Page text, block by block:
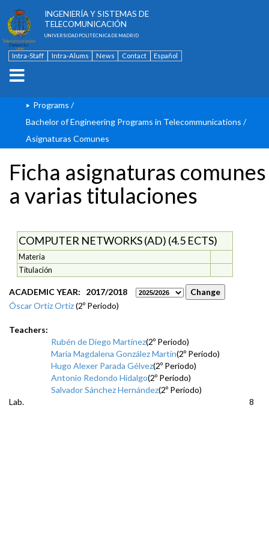
INGENIERÍA Y SISTEMAS DE
TELECOMUNICACIÓN
UNIVERSIDAD POLITÉCNICA DE MADRID
Intra-Staff Intra-Alums News Contact Español
Programs /
Bachelor of Engineering Programs in Telecommunications /
Asignaturas Comunes
Ficha asignaturas comunes
a varias titulaciones
COMPUTER NETWORKS (AD) (4.5 ECTS)
Materia
Titulación
ACADEMIC YEAR: 2017/2018
Óscar Ortiz Ortiz(2º Periodo)
Teachers:
Rubén de Diego Martínez(2º Periodo)
María Magdalena González Martín(2º Periodo)
Hugo Alexer Parada Gélvez(2º Periodo)
Antonio Redondo Hidalgo(2º Periodo)
Salvador Sánchez Hernández(2º Periodo)
Lab.
8